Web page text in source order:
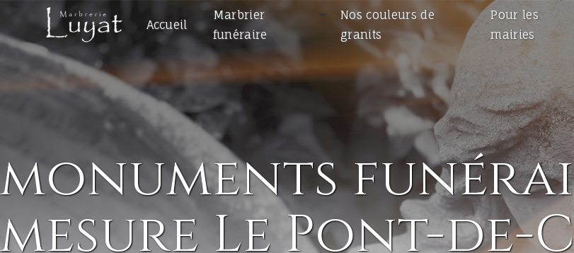
Accueil
Marbrier
funéraire
Nos couleurs de
granits
Pour les
mairies
monuments
mesure Le Pont-de-
Panneau de gestion des cookies